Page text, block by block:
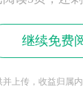
继续免费
上传，收益归属